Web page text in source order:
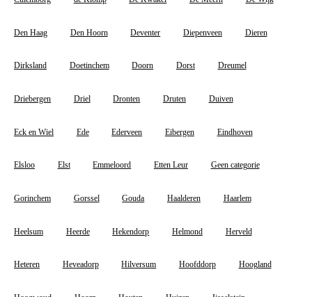
Den Haag Den Hoorn Deventer Diepenveen Dieren
Dirksland Doetinchem Doorn Dorst Dreumel
Driebergen Driel Dronten Druten Duiven
Eck en Wiel Ede Ederveen Eibergen Eindhoven
Elsloo Elst Emmeloord Etten Leur Geen categorie
Gorinchem Gorssel Gouda Haalderen Haarlem
Heelsum Heerde Hekendorp Helmond Herveld
Heteren Heveadorp Hilversum Hoofddorp Hoogland